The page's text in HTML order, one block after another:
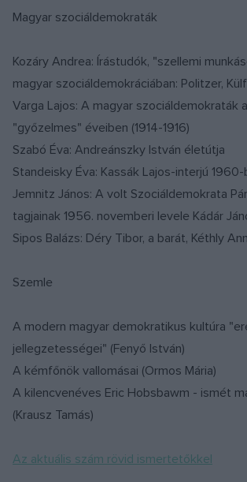
Magyar szociáldemokraták
Kozáry Andrea: Írástudók, "szellemi
magyar szociáldemokráciában: Politzer,
Varga Lajos: A magyar szociáldemokraták
"győzelmes" éveiben (1914-1916)
Szabó Éva: Andreánszky István életútja
Standeisky Éva: Kassák Lajos-interjú 1960-
Jemnitz János: A volt Szociáldemokrata
tagjainak 1956. novemberi levele Kádár
Sipos Balázs: Déry Tibor, a barát, Kéthly
Szemle
A modern magyar demokratikus kultúra
jellegzetességei" (Fenyő István)
A kémfőnök vallomásai (Ormos Mária)
A kilencvenéves Eric Hobsbawm - ismét
(Krausz Tamás)
Az aktuális szám rövid ismertetőkkel